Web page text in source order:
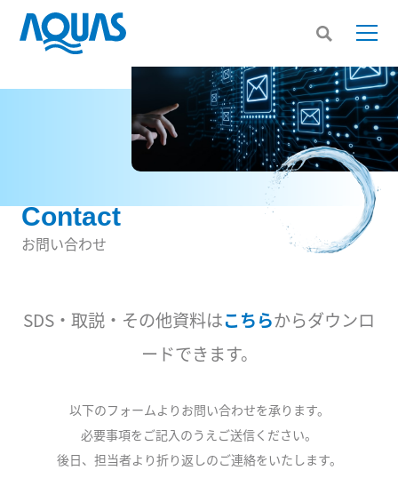
Contact
お問い合わせ
SDS・取説・その他資料はこちらからダウンロ
ードできます。
以下のフォームよりお問い合わせを承ります。
必要事項をご記入のうえご送信ください。
後日、担当者より折り返しのご連絡をいたします。